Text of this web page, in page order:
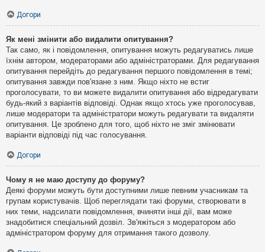
Догори
Як мені змінити або видалити опитування?
Так само, як і повідомлення, опитування можуть редагуватись лише
їхнім автором, модераторами або адміністраторами. Для редагування
опитування перейдіть до редагування першого повідомлення в темі;
опитування завжди пов'язане з ним. Якщо ніхто не встиг
проголосувати, то ви можете видалити опитування або відредагувати
будь-який з варіантів відповіді. Однак якщо хтось уже проголосував,
лише модератори та адміністратори можуть редагувати та видаляти
опитування. Це зроблено для того, щоб ніхто не зміг змінювати
варіанти відповіді під час голосування.
Догори
Чому я не маю доступу до форуму?
Деякі форуми можуть бути доступними лише певним учасникам та
групам користувачів. Щоб переглядати такі форуми, створювати в
них теми, надсилати повідомлення, вчиняти інші дії, вам може
знадобитися спеціальний дозвіл. Зв'яжіться з модератором або
адміністратором форуму для отримання такого дозволу.